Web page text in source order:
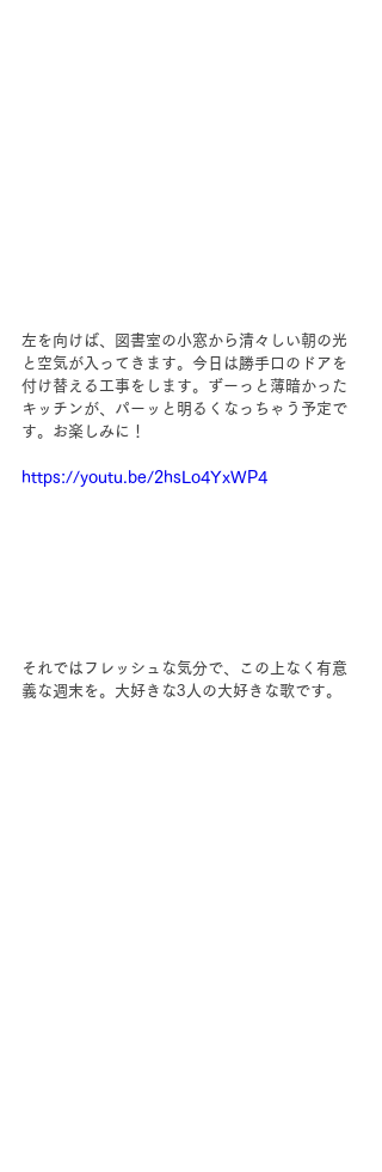
左を向けば、図書室の小窓から清々しい朝の光
と空気が入ってきます。今日は勝手口のドアを
付け替える工事をします。ずーっと薄暗かった
キッチンが、パーッと明るくなっちゃう予定で
す。お楽しみに！
https://youtu.be/2hsLo4YxWP4
それではフレッシュな気分で、この上なく有意
義な週末を。大好きな3人の大好きな歌です。